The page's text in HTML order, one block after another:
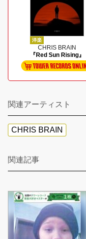
洋楽
CHRIS BRAIN
『Red Sun Rising』
関連アーティスト
CHRIS BRAIN
関連記事